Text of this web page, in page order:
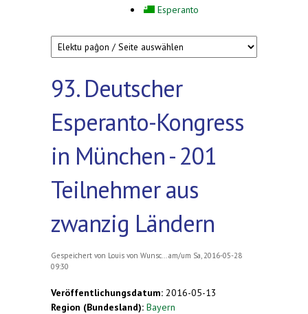
Esperanto
93. Deutscher
Esperanto-Kongress
in München - 201
Teilnehmer aus
zwanzig Ländern
Gespeichert von Louis von Wunsc...
am/um Sa, 2016-05-28
09:30
Veröffentlichungsdatum: 2016-05-13
Region (Bundesland): Bayern